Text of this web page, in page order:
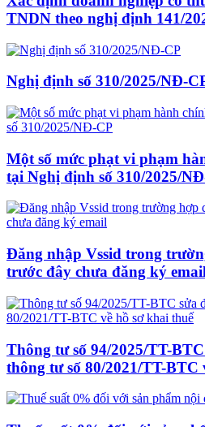
TNDN theo nghị định 141/
Nghị định số 310/2025/NĐ-
Một số mức phạt vi phạm
tại Nghị định số 310/2025/
Đăng nhập Vssid trong
trước đây chưa đăng ký email
Thông tư số 94/2025/TT-
thông tư số 80/2021/TT-BTC